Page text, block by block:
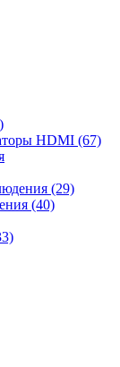
HDMI (67)
(29)
(40)